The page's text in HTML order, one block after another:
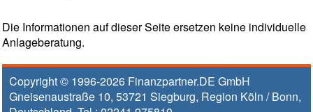
Die Informationen auf dieser Seite ersetzen keine individuelle
Anlageberatung.
Copyright © 1996-2026 Finanzpartner.DE GmbH
Gneisenaustraße 10, 53721 Siegburg, Region Köln / Bonn,